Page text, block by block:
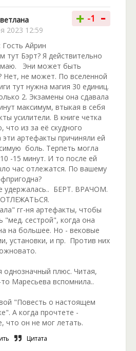
2023 12:59
+ -1 -
Гость Айрин
тут Бэрт? Я действительно
Эни может быть
Нет, не может. По вселенной
тут нужна магия 30 единиц.
2. Экзамены она сдавала
максимум, втыкая в себя
усилители. В книге четка
что из за её скудного
эти артефакты причиняли ей
боль. Терпеть могла
-15 минут. И то после ей
час отлежатся. По вашему
удержалась.. БЕРТ. ВРАЧОМ.
гг-ня артефакты, чтобы
"мед. сестрой", когда она
на большее. Но - вековые
установки, и пр. Против них
однозначный плюс. Читая,
Маресьева вспомнила..
"Повесть о настоящем
А когда прочтете -
что он не мог летать.
Цитата